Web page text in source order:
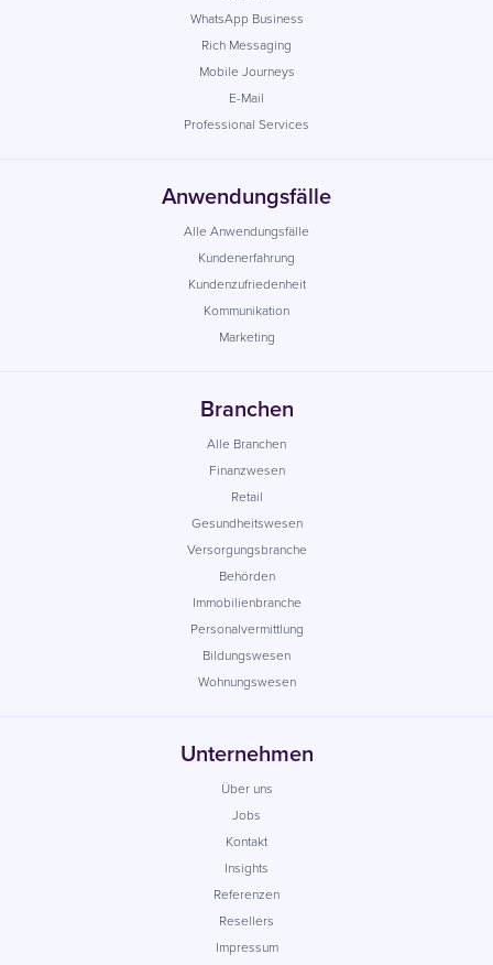
WhatsApp Business
Rich Messaging
Mobile Journeys
E-Mail
Professional Services
Anwendungsfälle
Alle Anwendungsfälle
Kundenerfahrung
Kundenzufriedenheit
Kommunikation
Marketing
Branchen
Alle Branchen
Finanzwesen
Retail
Gesundheitswesen
Versorgungsbranche
Behörden
Immobilienbranche
Personalvermittlung
Bildungswesen
Wohnungswesen
Unternehmen
Über uns
Jobs
Kontakt
Insights
Referenzen
Resellers
Impressum